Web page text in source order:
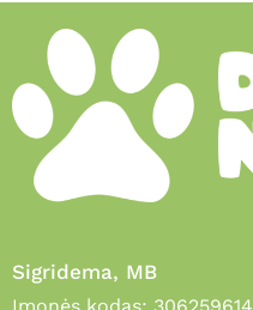
Sigridema, MB